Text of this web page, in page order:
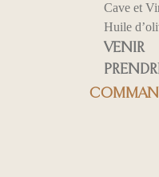
Cave et
Huile
VENIR